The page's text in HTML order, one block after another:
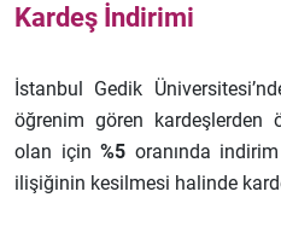
Kardeş İndirimi
İstanbul Gedik
öğrenim gören kardeşlerden
olan için%5 oranında
ilişiğinin kesilmesi halinde